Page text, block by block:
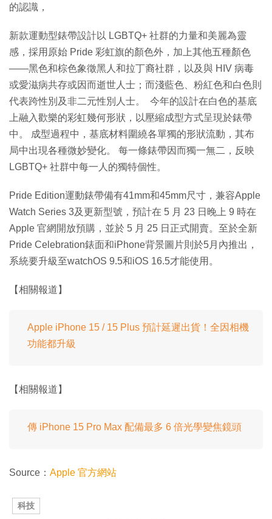
的認識，
新款運動型錶帶設計以 LGBTQ+ 社群的力量和美麗為靈
感，採用原始 Pride 彩虹旗的顏色外，加上其他五種顏色
——黑色和棕色象徵黑人和拉丁裔社群，以及與 HIV 病毒
或愛滋病共存或因而逝世人士；而淺藍色、粉紅色和白色則
代表跨性別及非二元性別人士。 今年的設計在白色的基底
上融入歡樂的彩虹幾何形狀，以壓縮成型方式呈現於錶帶
中。 成型過程中，基底材料圍繞各單獨的形狀流動，其布
局中出現各種微妙變化。 每一條錶帶因而獨一無二，反映
LGBTQ+ 社群中每一人的獨特個性。
Pride Edition運動錶帶備有41mm和45mm尺寸，兼容Apple
Watch Series 3及更新型號，預計在 5 月 23 日晚上 9 時在
Apple 官網開放預購，並於 5 月 25 日正式開賣。至於全新
Pride Celebration錶面和iPhone背景圖片則於5月內推出，
系統要升級至watchOS 9.5和iOS 16.5才能使用。
【相關報道】
Apple iPhone 15 / 15 Plus 預計延遲出貨！全因相機
功能都升級
【相關報道】
傳 iPhone 15 Pro Max 配備最多 6 倍光學變焦鏡頭
Source： Apple 官方網站
科技